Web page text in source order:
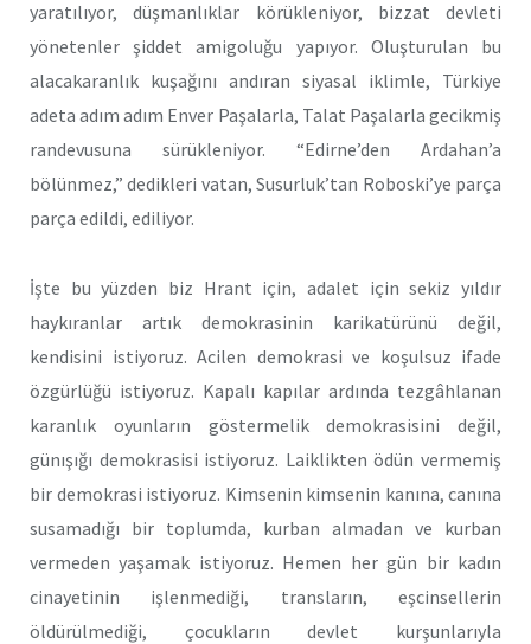
yaratılıyor, düşmanlıklar körükleniyor, bizzat devleti
yönetenler şiddet amigoluğu yapıyor. Oluşturulan bu
alacakaranlık kuşağını andıran siyasal iklimle, Türkiye
adeta adım adım Enver Paşalarla, Talat Paşalarla gecikmiş
randevusuna sürükleniyor. “Edirne’den Ardahan’a
bölünmez,” dedikleri vatan, Susurluk’tan Roboski’ye parça
parça edildi, ediliyor.
İşte bu yüzden biz Hrant için, adalet için sekiz yıldır
haykıranlar artık demokrasinin karikatürünü değil,
kendisini istiyoruz. Acilen demokrasi ve koşulsuz ifade
özgürlüğü istiyoruz. Kapalı kapılar ardında tezgâhlanan
karanlık oyunların göstermelik demokrasisini değil,
günışığı demokrasisi istiyoruz. Laiklikten ödün vermemiş
bir demokrasi istiyoruz. Kimsenin kimsenin kanına, canına
susamadığı bir toplumda, kurban almadan ve kurban
vermeden yaşamak istiyoruz. Hemen her gün bir kadın
cinayetinin işlenmediği, transların, eşcinsellerin
öldürülmediği, çocukların devlet kurşunlarıyla